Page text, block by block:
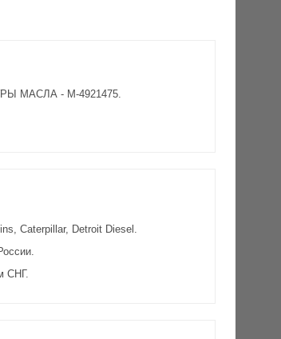
МАСЛА - M-4921475.
Caterpillar, Detroit Diesel.
СНГ.